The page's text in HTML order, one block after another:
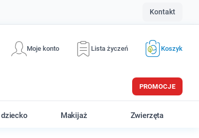
Kontakt
Moje konto Lista życzeń Koszyk
PROMOCJE
Makijaż Zwierzęta